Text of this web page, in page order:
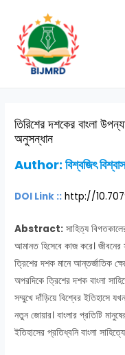
content
তিরিশের দশকের বাংলা
অনুসন্ধান
Author: বিশ্বজিৎ
DOI Link :: http://
Abstract: সাহিত্য
আমানত হিসেবে কাজ করে।
ত্রিশের দশক মানে আন্তর্জাতিক
অপরদিকে ত্রিশের দশক বাংলা
সম্মুখে দাঁড়িয়ে বিশ্বের ইতিহাসে
নতুন জোয়ার। বাংলার প্রতিটি
ইতিহাসের প্রতিধ্বনি বাংলা
navigation